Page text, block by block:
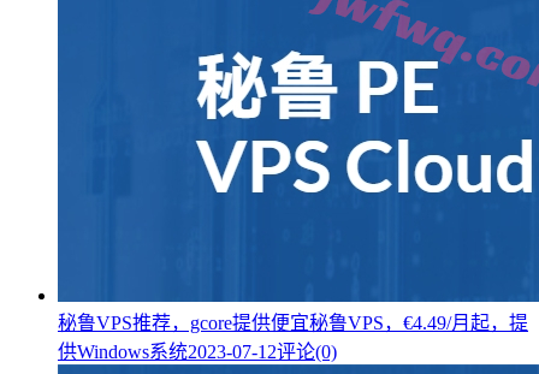
秘鲁VPS推荐，gcore提供便宜秘鲁VPS，€4.49/月起，提
供Windows系统2023-07-12评论(0)